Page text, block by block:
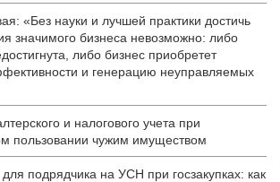
«Без науки и лучшей практики достичь
значимого бизнеса невозможно: либо
либо бизнес приобретет
и генерацию неуправляемых
и налогового учета при
пользовании чужим имуществом
подрядчика на УСН при госзакупках: как